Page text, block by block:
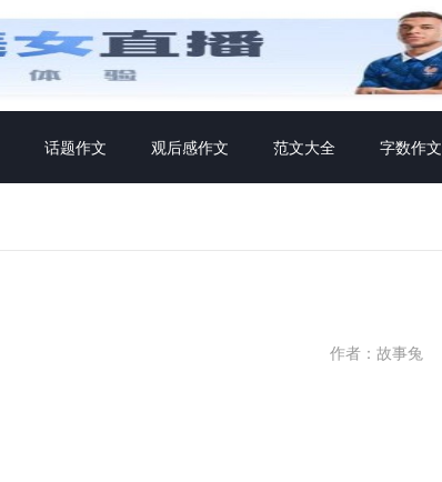
话题作文 观后感作文 范文大全 字数作文
作者：故事兔